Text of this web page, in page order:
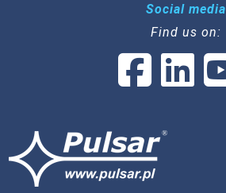
Social media
Find us on: